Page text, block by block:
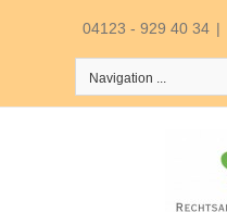
04123 - 929 40 34 |
Navigation ...